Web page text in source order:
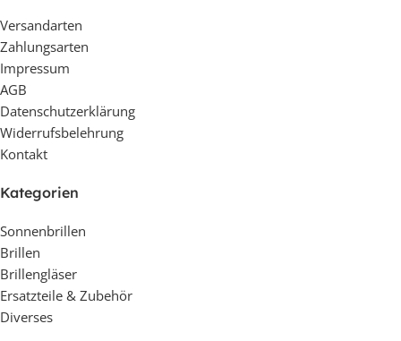
Versandarten
Zahlungsarten
Impressum
AGB
Datenschutzerklärung
Widerrufsbelehrung
Kontakt
Kategorien
Sonnenbrillen
Brillen
Brillengläser
Ersatzteile & Zubehör
Diverses